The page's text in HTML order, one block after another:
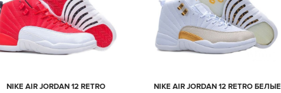
NIKE AIR JORDAN 12 RETRO
NIKE AIR JORDAN 12 RETRO БЕЛЫЕ